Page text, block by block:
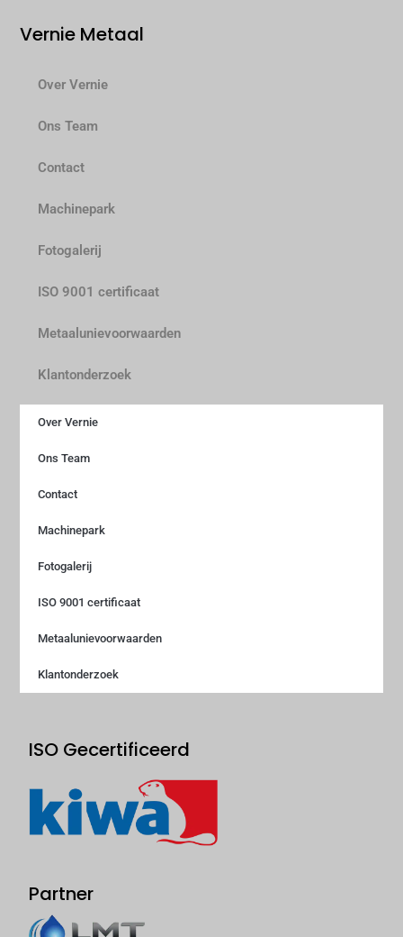
Vernie Metaal
Over Vernie
Ons Team
Contact
Machinepark
Fotogalerij
ISO 9001 certificaat
Metaalunievoorwaarden
Klantonderzoek
Over Vernie
Ons Team
Contact
Machinepark
Fotogalerij
ISO 9001 certificaat
Metaalunievoorwaarden
Klantonderzoek
ISO Gecertificeerd
Partner